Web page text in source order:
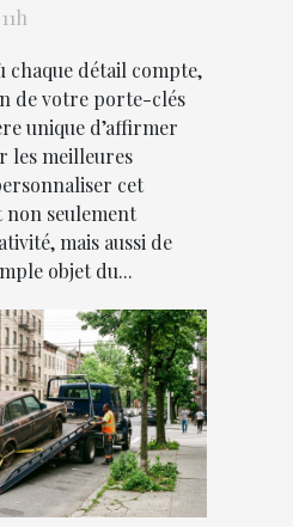
clés
chaque détail compte,
de votre porte-clés
unique d’affirmer
les meilleures
cet
non seulement
mais aussi de
objet du...